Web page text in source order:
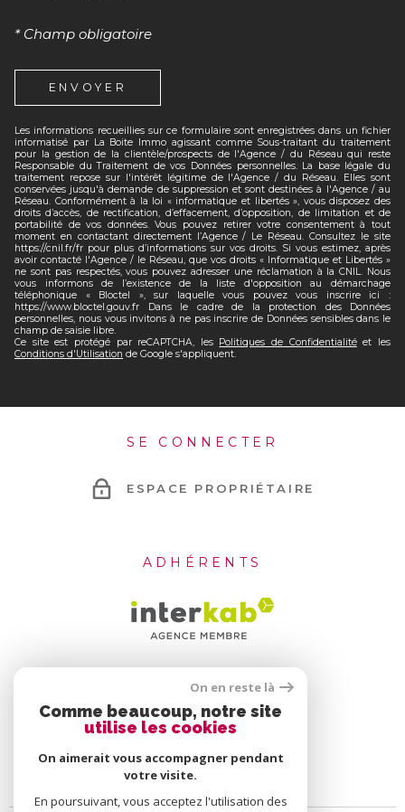
* Champ obligatoire
ENVOYER
Les informations recueillies sur ce formulaire sont enregistrées dans un fichier
informatisé par La Boite Immo agissant comme Sous-traitant du traitement
pour la gestion de la clientèle/prospects de l'Agence / du Réseau qui reste
Responsable du Traitement de vos Données personnelles. La base légale du
traitement repose sur l'intérêt légitime de l'Agence / du Réseau. Elles sont
conservées jusqu'à demande de suppression et sont destinées à l'Agence / au
Réseau. Conformément à la loi « informatique et libertés », vous disposez des
droits d’accès, de rectification, d’effacement, d’opposition, de limitation et de
portabilité de vos données. Vous pouvez retirer votre consentement à tout
moment en contactant directement l’Agence / Le Réseau. Consultez le site
https://cnil.fr/fr pour plus d’informations sur vos droits. Si vous estimez, après
avoir contacté l'Agence / le Réseau, que vos droits « Informatique et Libertés »
ne sont pas respectés, vous pouvez adresser une réclamation à la CNIL. Nous
vous informons de l’existence de la liste d'opposition au démarchage
téléphonique « Bloctel », sur laquelle vous pouvez vous inscrire ici :
https://www.bloctel.gouv.fr Dans le cadre de la protection des Données
personnelles, nous vous invitons à ne pas inscrire de Données sensibles dans le
champ de saisie libre.
Ce site est protégé par reCAPTCHA, les Politiques de Confidentialitéet les
Conditions d'Utilisation de Google s'appliquent.
SE CONNECTER
ESPACE PROPRIÉTAIRE
ADHÉRENTS
On en reste là
Comme beaucoup, notre site
utilise les cookies
On aimerait vous accompagner pendant
votre visite.
En poursuivant, vous acceptez l'utilisation des